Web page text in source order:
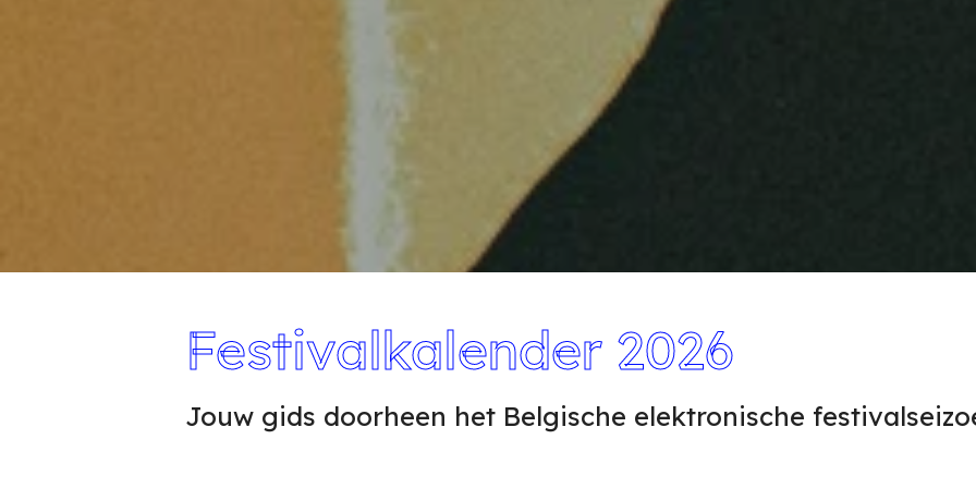
Festivalkalender 2026
Jouw gids doorheen het Belgische elektronische